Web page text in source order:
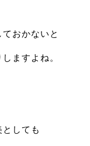
おかないと
ますよね。
しても